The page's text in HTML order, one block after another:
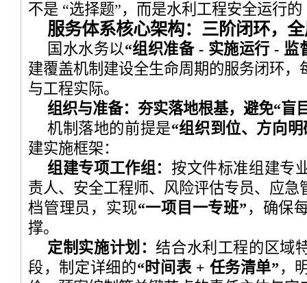
不是 “选择题”，而是水利工程安全运行的
服务体系核心架构：三阶闭环，
国水水务以“组织准备 - 实施运行 - 监
建覆盖机制建设全生命周期的服务闭环，
与工程实际。
组织与准备：夯实落地根基，避免“盲
机制落地的前提是“组织到位、方向明
建实施框架：
组建专项工作组： 按文件标准组建专
责人、安全工程师、风险评估专员、应急
档管理员，实现“一项目一专班” ，确保
撑。
定制实施计划：结合水利工程的区域
段，制定详细的“时间表 + 任务清单” ，